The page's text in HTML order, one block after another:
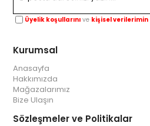
Üyelik koşullarını ve kişisel verilerimin
Kurumsal
Anasayfa
Hakkımızda
Mağazalarımız
Bize Ulaşın
Sözleşmeler ve Politikalar